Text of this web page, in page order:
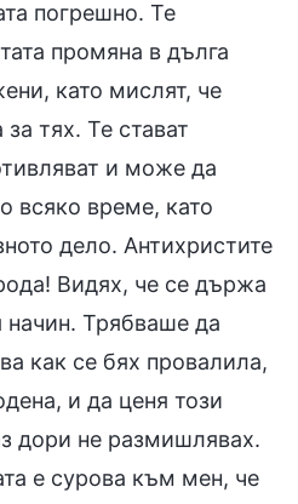
погрешно. Те
промяна в дълга
като мислят, че
тях. Те стават
и може да
всяко време, като
дело. Антихристите
Видях, че се държа
Трябваше да
как се бях провалила,
и да ценя този
дори не размишлявах.
е сурова към мен, че